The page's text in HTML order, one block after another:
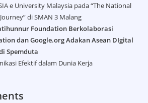
e University Malaysia pada “The National
di SMAN 3 Malang
Foundation Berkolaborasi
dan Google.org Adakan Asean DIgital
Spemduta​
Efektif dalam Dunia Kerja